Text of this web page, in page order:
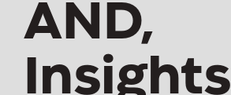
AND,
Insights